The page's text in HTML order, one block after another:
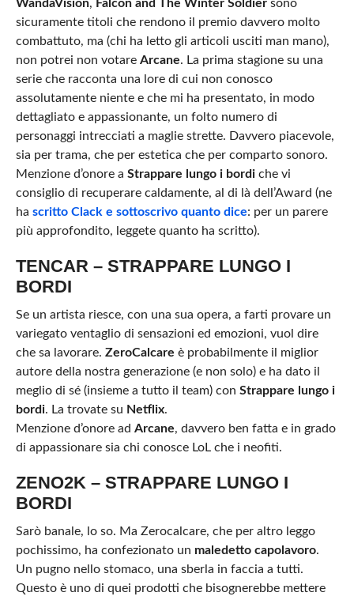
WandaVision, Falcon and The Winter Soldiersono
sicuramente titoli che rendono il premio davvero molto
combattuto, ma (chi ha letto gli articoli usciti man mano),
non potrei non votare Arcane. La prima stagione su una
serie che racconta una lore di cui non conosco
assolutamente niente e che mi ha presentato, in modo
dettagliato e appassionante, un folto numero di
personaggi intrecciati a maglie strette. Davvero piacevole,
sia per trama, che per estetica che per comparto sonoro.
Menzione d’onore a Strappare lungo i bordiche vi
consiglio di recuperare caldamente, al di là dell’Award (ne
ha scritto Clack e sottoscrivo quanto dice: per un parere
più approfondito, leggete quanto ha scritto).
TENCAR – STRAPPARE LUNGO I
BORDI
Se un artista riesce, con una sua opera, a farti provare un
variegato ventaglio di sensazioni ed emozioni, vuol dire
che sa lavorare. ZeroCalcare è probabilmente il miglior
autore della nostra generazione (e non solo) e ha dato il
meglio di sé (insieme a tutto il team) con Strappare lungo i
bordi. La trovate su Netflix.
Menzione d’onore ad Arcane, davvero ben fatta e in grado
di appassionare sia chi conosce LoL che i neofiti.
ZENO2K – STRAPPARE LUNGO I
BORDI
Sarò banale, lo so. Ma Zerocalcare, che per altro leggo
pochissimo, ha confezionato un maledetto capolavoro.
Un pugno nello stomaco, una sberla in faccia a tutti.
Questo è uno di quei prodotti che bisognerebbe mettere